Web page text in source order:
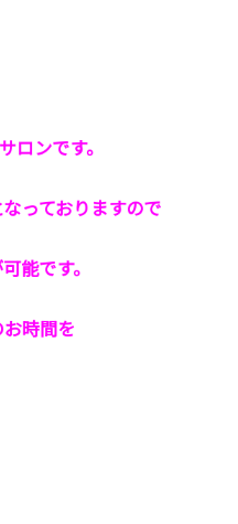
ロンです。
っておりますので
能です。
時間を